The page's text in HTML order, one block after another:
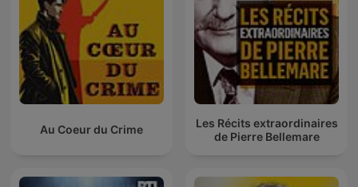
Au Coeur du Crime
Les Récits extraordinaires
de Pierre Bellemare